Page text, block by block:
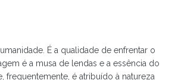
É a qualidade de enfrentar o
é a musa de lendas e a essência do
frequentemente, é atribuído à natureza